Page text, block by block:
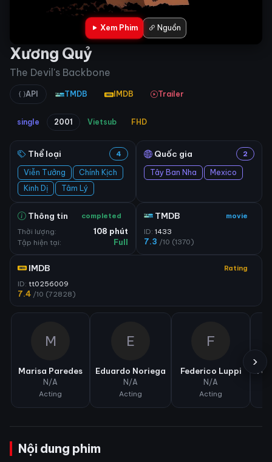
Xem Phim Nguồn
Xương Quỷ​
The Devil's Backbone
API TMDB IMDB Trailer
single 2001 Vietsub FHD
Thể loại 4
Viễn Tưởng
Chính Kịch
Kinh Dị
Tâm Lý
Quốc gia 2
Tây Ban Nha Mexico
Thông tin completed
Thời lượng:
108 phút
Tập hiện tại:
Full
TMDB movie
ID: 1433
7.3 /10 (1370)
IMDB Rating
ID: tt0256009
7.4 /10 (72828)
M
Marisa Paredes
N/A
Acting
E
Eduardo Noriega
N/A
Acting
F
Federico Luppi
N/A
Acting
›
Nội dung phim